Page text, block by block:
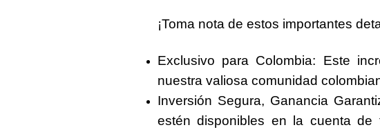
¡Toma nota de estos importantes
Exclusivo para Colombia: Este
nuestra valiosa comunidad
Inversión Segura, Ganancia
estén disponibles en la cuenta de